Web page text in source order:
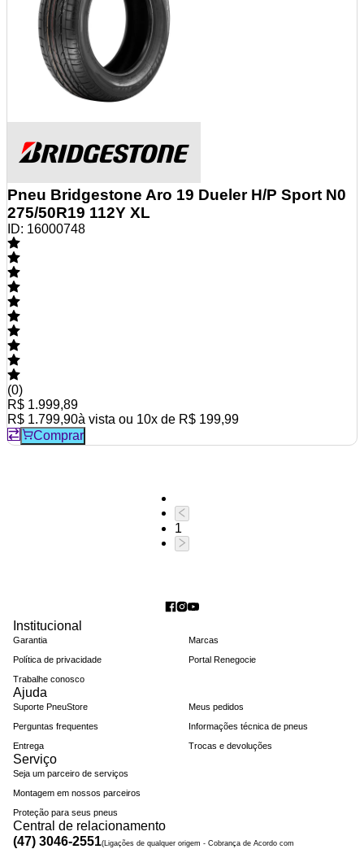
Pneu Bridgestone Aro 19 Dueler H/P Sport N0
275/50R19 112Y XL
ID: 16000748
(0)
R$ 1.999,89
R$ 1.799,90à vista ou 10x de R$ 199,99
Comprar
1
Institucional
Garantia
Política de privacidade
Trabalhe conosco
Marcas
Portal Renegocie
Ajuda
Suporte PneuStore
Perguntas frequentes
Entrega
Meus pedidos
Informações técnica de pneus
Trocas e devoluções
Serviço
Seja um parceiro de serviços
Montagem em nossos parceiros
Proteção para seus pneus
Central de relacionamento
(47) 3046-2551(Ligações de qualquer origem - Cobrança de Acordo com